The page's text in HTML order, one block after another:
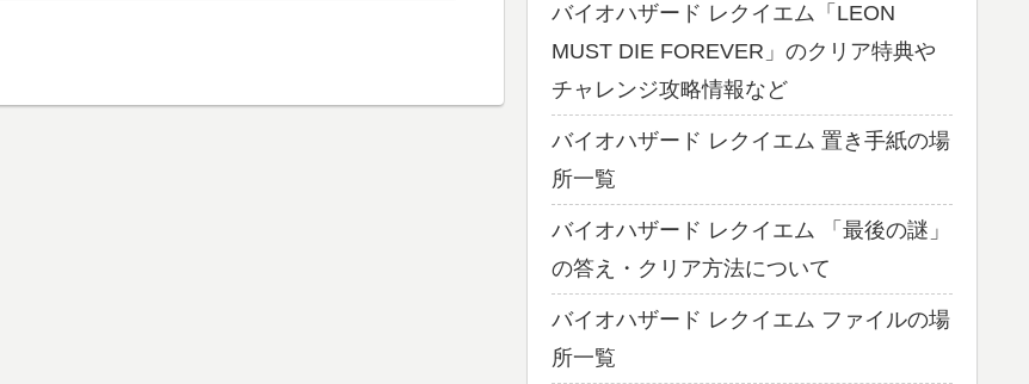
バイオハザード レクイエム「LEON
MUST DIE FOREVER」のクリア特典や
チャレンジ攻略情報など
バイオハザード レクイエム 置き手紙の場
所一覧
バイオハザード レクイエム 「最後の謎」
の答え・クリア方法について
バイオハザード レクイエム ファイルの場
所一覧